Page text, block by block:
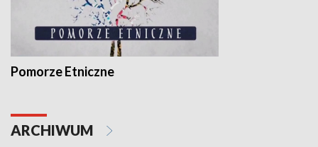
Pomorze Etniczne
ARCHIWUM